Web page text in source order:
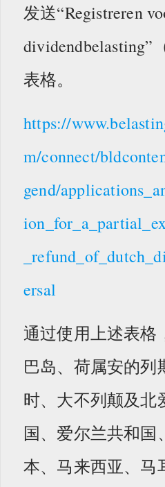
发送“Registreren
dividendbelasting”
表格。
https://
m/connect/
gend/
ersal
通过使用上述表格
巴岛、荷属安的列
时、大不列颠及北
国、爱尔兰共和国
本、马来西亚、马